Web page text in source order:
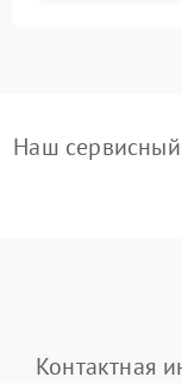
Наш
Контактная